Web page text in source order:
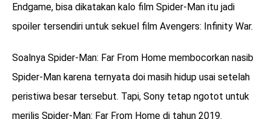
Endgame, bisa dikatakan kalo film Spider-Man itu jadi
spoiler tersendiri untuk sekuel film Avengers: Infinity War.
Soalnya Spider-Man: Far From Home membocorkan nasib
Spider-Man karena ternyata doi masih hidup usai setelah
peristiwa besar tersebut. Tapi, Sony tetap ngotot untuk
merilis Spider-Man: Far From Home di tahun 2019.